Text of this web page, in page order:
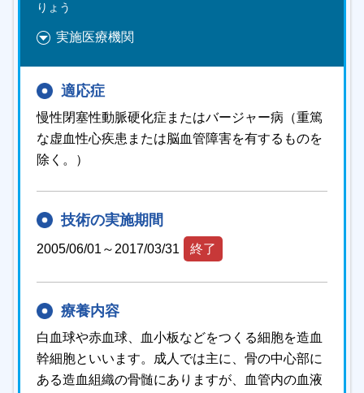
りょう
実施医療機関
適応症
慢性閉塞性動脈硬化症またはバージャー病（重篤
な虚血性心疾患または脳血管障害を有するものを
除く。）
技術の実施期間
2005/06/01～2017/03/31 終了
療養内容
白血球や赤血球、血小板などをつくる細胞を造血
幹細胞といいます。成人では主に、骨の中心部に
ある造血組織の骨髄にありますが、血管内の血液